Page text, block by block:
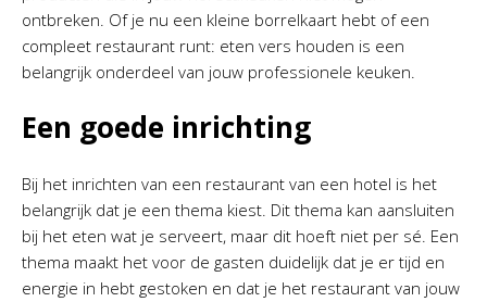
ontbreken. Of je nu een kleine borrelkaart hebt of een
compleet restaurant runt: eten vers houden is een
belangrijk onderdeel van jouw professionele keuken.
Een goede inrichting
Bij het inrichten van een restaurant van een hotel is het
belangrijk dat je een thema kiest. Dit thema kan aansluiten
bij het eten wat je serveert, maar dit hoeft niet per sé. Een
thema maakt het voor de gasten duidelijk dat je er tijd en
energie in hebt gestoken en dat je het restaurant van jouw